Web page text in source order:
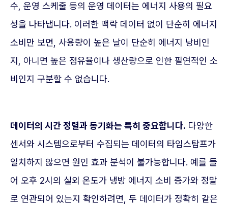
수, 운영 스케줄 등의 운영 데이터는 에너지 사용의 필요
성을 나타냅니다. 이러한 맥락 데이터 없이 단순히 에너지
소비만 보면, 사용량이 높은 날이 단순히 에너지 낭비인
지, 아니면 높은 점유율이나 생산량으로 인한 필연적인 소
비인지 구분할 수 없습니다.
데이터의 시간 정렬과 동기화는 특히 중요합니다. 다양한
센서와 시스템으로부터 수집되는 데이터의 타임스탐프가
일치하지 않으면 원인 효과 분석이 불가능합니다. 예를 들
어 오후 2시의 실외 온도가 냉방 에너지 소비 증가와 정말
로 연관되어 있는지 확인하려면, 두 데이터가 정확히 같은